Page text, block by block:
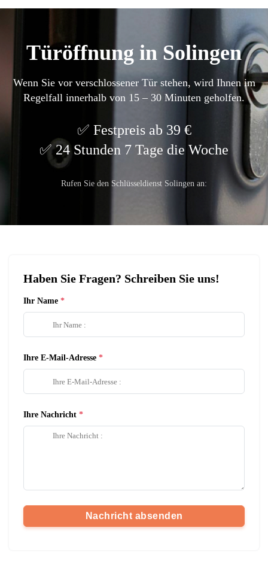
Türöffnung in Solingen
Wenn Sie vor verschlossener Tür stehen, wird Ihnen im
Regelfall innerhalb von 15 – 30 Minuten geholfen.
Festpreis ab 39 €
24 Stunden 7 Tage die Woche
Rufen Sie den Schlüsseldienst Solingen an:
Haben Sie Fragen? Schreiben Sie uns!
Ihr Name
Ihre E-Mail-Adresse
Ihre Nachricht
Nachricht absenden